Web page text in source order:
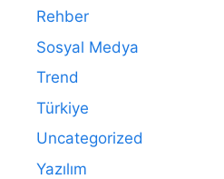
Rehber
Sosyal Medya
Trend
Türkiye
Uncategorized
Yazılım